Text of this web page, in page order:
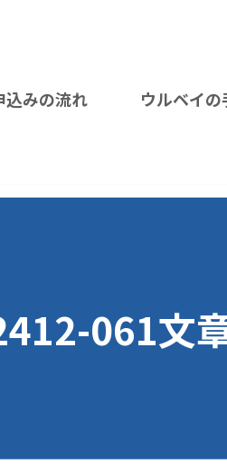
込みの流れ ウルベイの
061文